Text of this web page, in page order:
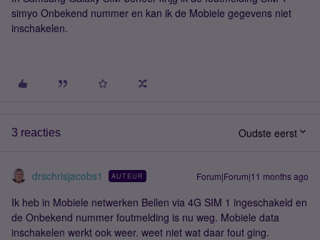
simyo Onbekend nummer en kan ik de Mobiele gegevens niet
inschakelen.
3 reacties Oudste eerst
drschrisjacobs1 AUTEUR Forum|Forum|11 months ago
Ik heb in Mobiele netwerken Bellen via 4G SIM 1 ingeschakeld en
de Onbekend nummer foutmelding is nu weg. Mobiele data
inschakelen werkt ook weer. weet niet wat daar fout ging.